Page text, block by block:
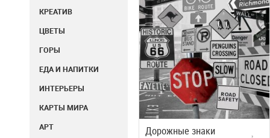
КРЕАТИВ
ЦВЕТЫ
ГОРЫ
ЕДА И НАПИТКИ
ИНТЕРЬЕРЫ
КАРТЫ МИРА
АРТ
Дорожные знаки